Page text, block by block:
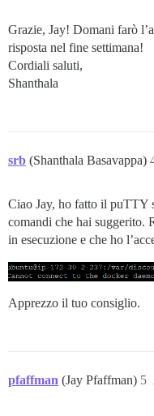
Grazie, Jay! Domani farò
risposta nel fine settimana!
Cordiali saluti,
Shanthala
srb (Shanthala Basavappa)
Ciao Jay, ho fatto il puTTY
comandi che hai suggerito.
in esecuzione e che ho
Apprezzo il tuo consiglio.
pfaffman (Jay Pfaffman) 5